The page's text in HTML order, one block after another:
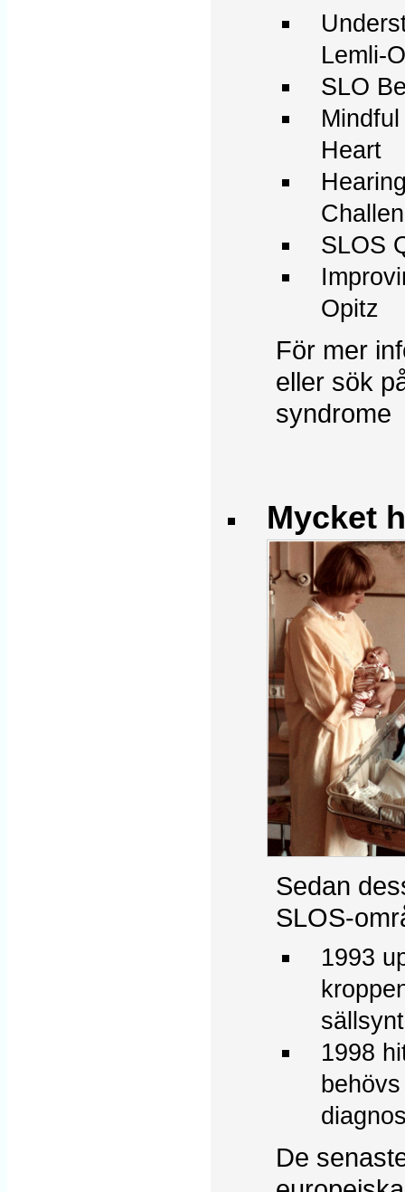
Lemli-
SLO
Heart
SLOS
Opitz
För mer
eller sök
syndrome
Mycket
Sedan
SLOS-
1993
1998
De